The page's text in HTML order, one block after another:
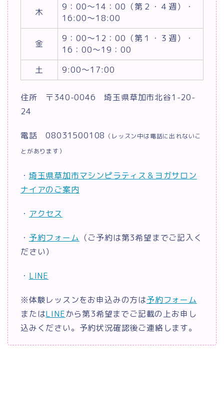
木
9：00～14：00（第２・４週）・
16:00～18:00
金
9：00～12：00（第１・３週）・
16：00～19：00
土
9:00～17:00
住所 〒340-0046 埼玉県草加市北谷1-20-
24
電話 08031500108 （レッスン中は電話に出れないこ
とがあります）
・ 埼玉県草加市マシンピラティス＆ヨガサロン
ナイアのご案内
・ アクセス
・ 予約フォーム （ご予約は第3希望までご記入く
ださい）
・ LINE
※体験レッスンをお申込みの方は予約フォーム
またはLINEから第3希望までご記載の上お申し
込みください。予約状況確認後ご連絡します。